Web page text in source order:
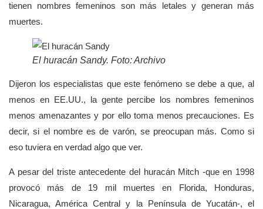
tienen nombres femeninos son más letales y generan más
muertes.
El huracán Sandy. Foto: Archivo
Dijeron los especialistas que este fenómeno se debe a que, al
menos en EE.UU., la gente percibe los nombres femeninos
menos amenazantes y por ello toma menos precauciones. Es
decir, si el nombre es de varón, se preocupan más. Como si
eso tuviera en verdad algo que ver.
A pesar del triste antecedente del huracán Mitch -que en 1998
provocó más de 19 mil muertes en Florida, Honduras,
Nicaragua, América Central y la Península de Yucatán-, el